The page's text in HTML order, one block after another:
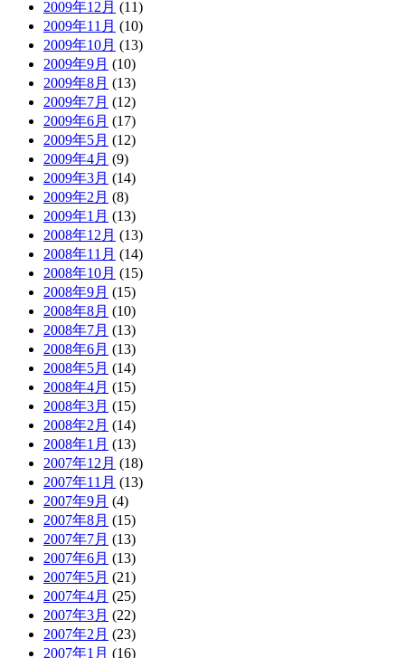
2009年12月 (11)
2009年11月 (10)
2009年10月 (13)
2009年9月 (10)
2009年8月 (13)
2009年7月 (12)
2009年6月 (17)
2009年5月 (12)
2009年4月 (9)
2009年3月 (14)
2009年2月 (8)
2009年1月 (13)
2008年12月 (13)
2008年11月 (14)
2008年10月 (15)
2008年9月 (15)
2008年8月 (10)
2008年7月 (13)
2008年6月 (13)
2008年5月 (14)
2008年4月 (15)
2008年3月 (15)
2008年2月 (14)
2008年1月 (13)
2007年12月 (18)
2007年11月 (13)
2007年9月 (4)
2007年8月 (15)
2007年7月 (13)
2007年6月 (13)
2007年5月 (21)
2007年4月 (25)
2007年3月 (22)
2007年2月 (23)
2007年1月 (16)